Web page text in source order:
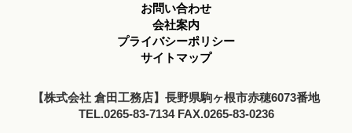
お問い合わせ
会社案内
プライバシーポリシー
サイトマップ
【株式会社 倉田工務店】長野県駒ヶ根市赤穂6073番地
TEL.0265-83-7134 FAX.0265-83-0236